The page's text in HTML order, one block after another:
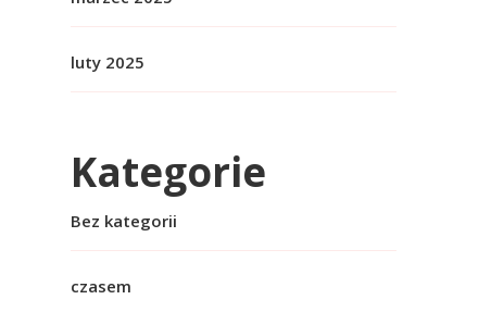
luty 2025
Kategorie
Bez kategorii
czasem